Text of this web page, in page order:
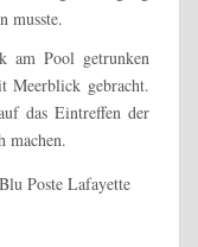
musste.
am Pool getrunken
Meerblick gebracht.
das Eintreffen der
machen.